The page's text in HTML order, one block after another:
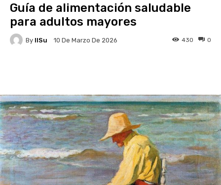
Guía de alimentación saludable
para adultos mayores
By IlSu 10 De Marzo De 2026 0
430